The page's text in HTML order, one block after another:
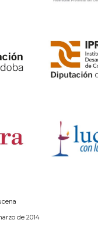
de 2014